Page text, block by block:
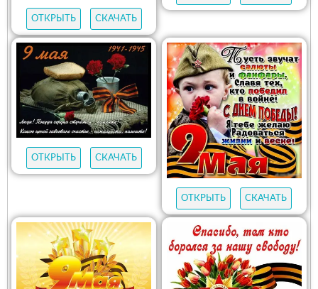
ОТКРЫТЬ СКАЧАТЬ
ОТКРЫТЬ СКАЧАТЬ
ОТКРЫТЬ СКАЧАТЬ